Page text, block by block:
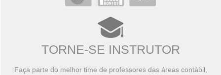
TORNE-SE INSTRUTOR
Faça parte do melhor time de professores das áreas contábil,